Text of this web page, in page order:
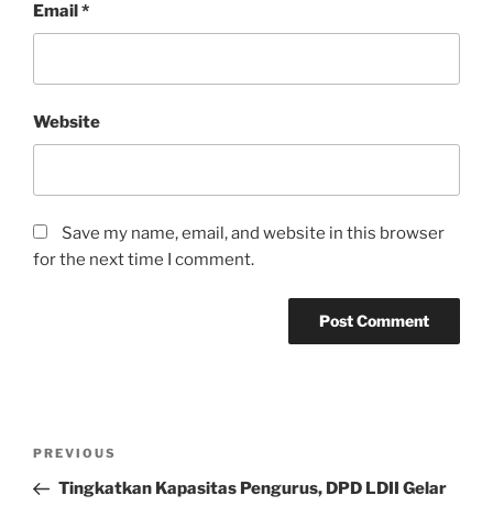
Email *
Website
Save my name, email, and website in this browser
for the next time I comment.
Previous
Post
PREVIOUS
Tingkatkan Kapasitas Pengurus, DPD LDII Gelar